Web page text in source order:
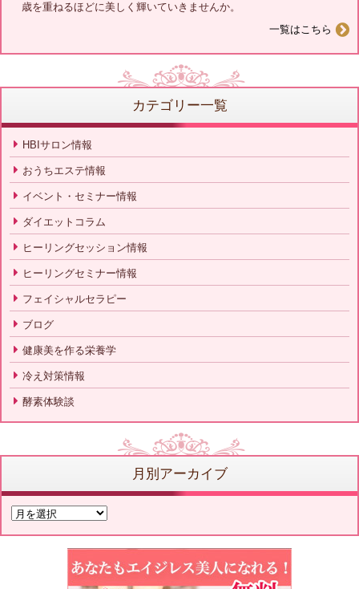
歳を重ねるほどに美しく輝いていきませんか。
一覧はこちら
カテゴリー一覧
HBIサロン情報
おうちエステ情報
イベント・セミナー情報
ダイエットコラム
ヒーリングセッション情報
ヒーリングセミナー情報
フェイシャルセラピー
ブログ
健康美を作る栄養学
冷え対策情報
酵素体験談
月別アーカイブ
月
別
ア